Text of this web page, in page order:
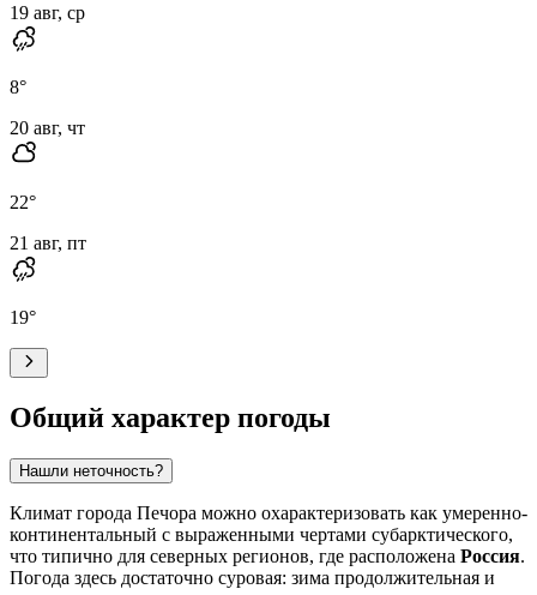
19 авг, ср
8°
20 авг, чт
22°
21 авг, пт
19°
Общий характер погоды
Нашли неточность?
Климат города Печора можно охарактеризовать как умеренно-
континентальный с выраженными чертами субарктического,
что типично для северных регионов, где расположена Россия.
Погода здесь достаточно суровая: зима продолжительная и